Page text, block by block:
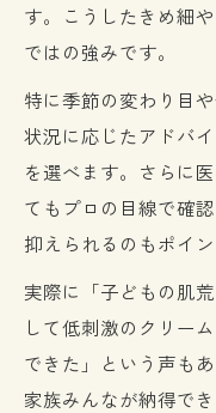
す。こうしたきめ細
ではの強みです。
特に季節の変わり目
状況に応じたアドバ
を選べます。さらに
てもプロの目線で確
抑えられるのもポイン
実際に「子どもの肌
して低刺激のクリー
できた」という声も
家族みんなが納得で